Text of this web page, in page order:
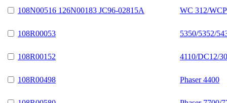
108N00516 126N00183 JC96-02815A WC 312/
108R00053 5350/5352/
108R00152 4110/DC12/
108R00498 Phaser 4400